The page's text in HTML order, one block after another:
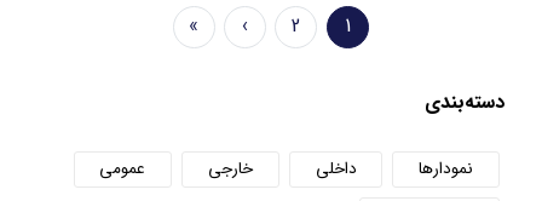
صفحه1
Page2
Next›
Last»
دسته‌بندی
نمودارها داخلی خارجی
عمومی